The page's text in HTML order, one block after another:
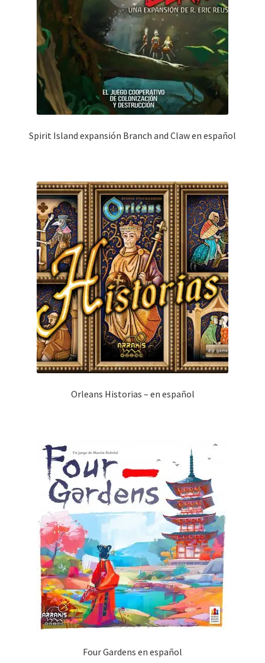
Spirit Island expansión Branch and Claw en español
Orleans Historias – en español
Four Gardens en español